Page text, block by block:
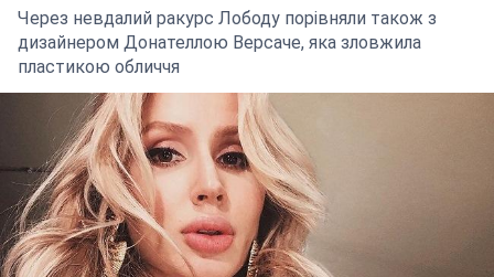
Через невдалий ракурс Лободу порівняли також з
дизайнером Донателлою Версаче, яка зловжила
пластикою обличчя